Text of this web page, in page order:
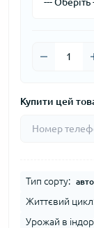
Купити цей
Тип сорту:
Життєвий
Урожай в